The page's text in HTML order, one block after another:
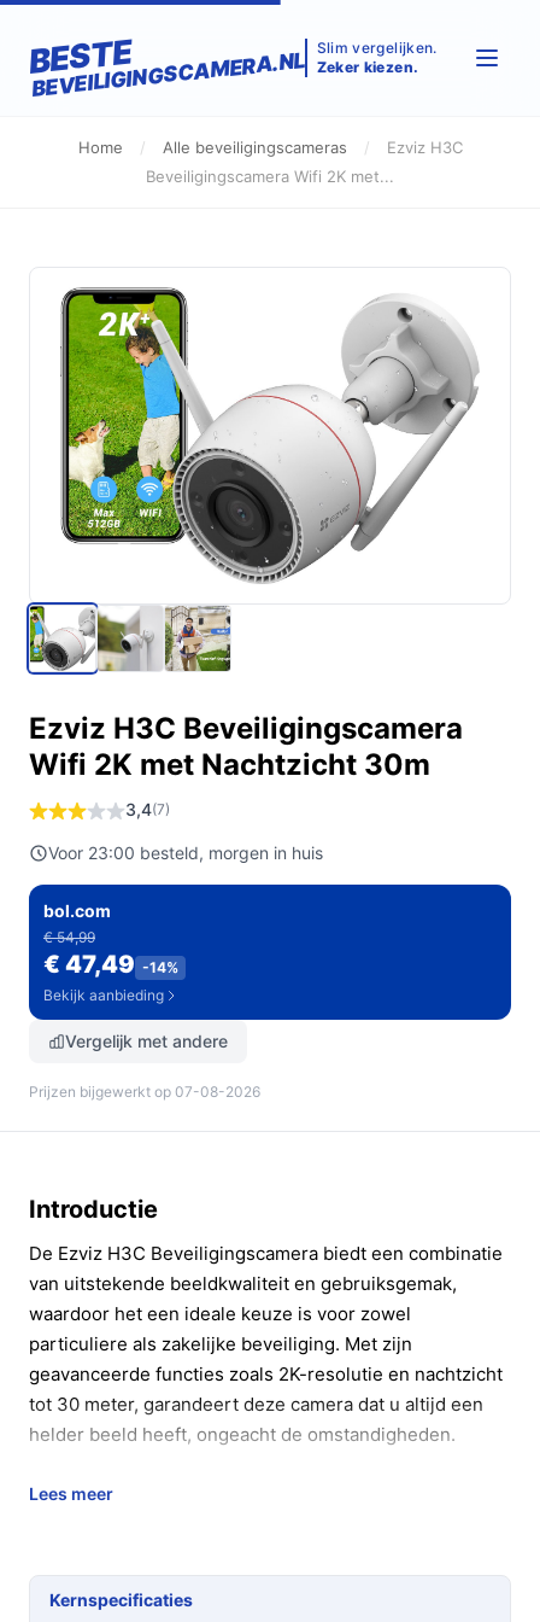
BESTE
BEVEILIGINGSCAMERA.NL Slim vergelijken.
Zeker kiezen.
Home / Alle beveiligingscameras /
Ezviz H3C
Beveiligingscamera Wifi 2K met...
Ezviz H3C Beveiligingscamera
Wifi 2K met Nachtzicht 30m
3,4(7)
Voor 23:00 besteld, morgen in huis
bol.com
€ 54,99
€ 47,49 -14%
Bekijk aanbieding
Vergelijk met andere
Prijzen bijgewerkt op 07-08-2026
Introductie
De Ezviz H3C Beveiligingscamera biedt een combinatie
van uitstekende beeldkwaliteit en gebruiksgemak,
waardoor het een ideale keuze is voor zowel
particuliere als zakelijke beveiliging. Met zijn
geavanceerde functies zoals 2K-resolutie en nachtzicht
tot 30 meter, garandeert deze camera dat u altijd een
helder beeld heeft, ongeacht de omstandigheden.
Belangrijkste voordelen
voordelen:
Lees meer
Kernspecificaties